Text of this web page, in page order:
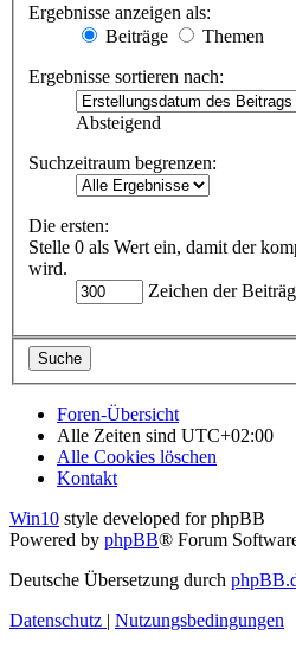
Ergebnisse anzeigen als:
Beiträge
Themen
Ergebnisse sortieren nach:
Absteigend
Suchzeitraum begrenzen:
Die ersten:
Stelle 0 als Wert ein, damit der
wird.
Zeichen der
Foren-Übersicht
Alle Zeiten sind UTC+02:00
Alle Cookies löschen
Kontakt
Win10 style developed for phpBB
Powered by phpBB® Forum
Deutsche Übersetzung durch
Datenschutz | Nutzungsbedingungen